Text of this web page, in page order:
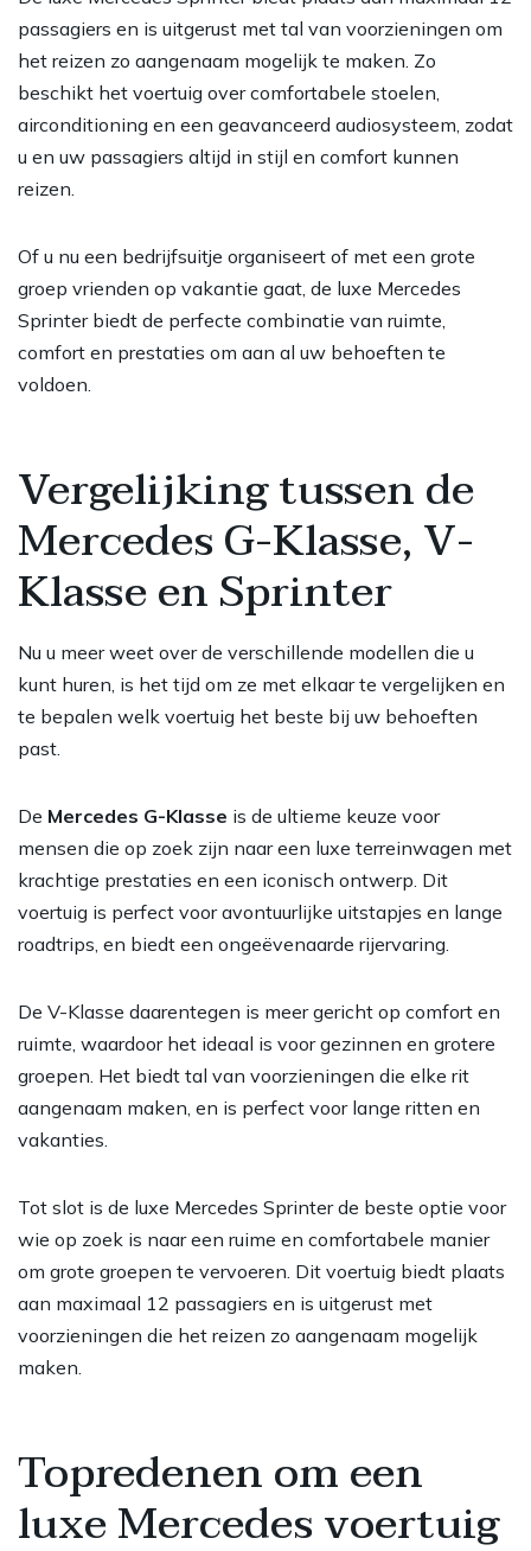
passagiers en is uitgerust met tal van voorzieningen om
het reizen zo aangenaam mogelijk te maken. Zo
beschikt het voertuig over comfortabele stoelen,
airconditioning en een geavanceerd audiosysteem, zodat
u en uw passagiers altijd in stijl en comfort kunnen
reizen.
Of u nu een bedrijfsuitje organiseert of met een grote
groep vrienden op vakantie gaat, de luxe Mercedes
Sprinter biedt de perfecte combinatie van ruimte,
comfort en prestaties om aan al uw behoeften te
voldoen.
Vergelijking tussen de
Mercedes G-Klasse, V-
Klasse en Sprinter
Nu u meer weet over de verschillende modellen die u
kunt huren, is het tijd om ze met elkaar te vergelijken en
te bepalen welk voertuig het beste bij uw behoeften
past.
De Mercedes G-Klasse is de ultieme keuze voor
mensen die op zoek zijn naar een luxe terreinwagen met
krachtige prestaties en een iconisch ontwerp. Dit
voertuig is perfect voor avontuurlijke uitstapjes en lange
roadtrips, en biedt een ongeëvenaarde rijervaring.
De V-Klasse daarentegen is meer gericht op comfort en
ruimte, waardoor het ideaal is voor gezinnen en grotere
groepen. Het biedt tal van voorzieningen die elke rit
aangenaam maken, en is perfect voor lange ritten en
vakanties.
Tot slot is de luxe Mercedes Sprinter de beste optie voor
wie op zoek is naar een ruime en comfortabele manier
om grote groepen te vervoeren. Dit voertuig biedt plaats
aan maximaal 12 passagiers en is uitgerust met
voorzieningen die het reizen zo aangenaam mogelijk
maken.
Topredenen om een
luxe Mercedes voertuig